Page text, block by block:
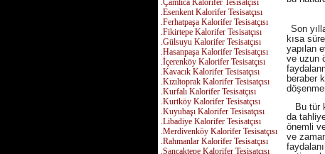
.Çamlıca Kalorifer Tesisatçısı
.Esenkent Kalorifer Tesisatçısı
.Ferhatpaşa Kalorifer Tesisatçısı
.Fikirtepe Kalorifer Tesisatçısı
.Gülsuyu Kalorifer Tesisatçısı
.Hasanpaşa Kalorifer Tesisatçısı
.İçerenköy Kalorifer Tesisatçısı
.Kavacık Kalorifer Tesisatçısı
.Kızıltoprak Kalorifer Tesisatçısı
.Kurfalı Kalorifer Tesisatçısı
.Kurtköy Kalorifer Tesisatçısı
.Kuyubaşı Kalorifer Tesisatçısı
.Libadiye Kalorifer Tesisatçısı
.Merdivenköy Kalorifer Tesisatçısı
.Rahmanlar Kalorifer Tesisatçısı
.Sancaktepe Kalorifer Tesisatçısı
Son
kısa
yapılan
ve uzun
beraber
Bu tür
da
önemli
ve